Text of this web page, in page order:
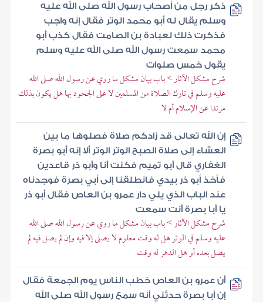
ذكر رجل من أصحاب رسول الله صلى الله عليه
وسلم يقال له أبو محمد الوتر فقال إنه واجب
فذكرت ذلك لعبادة بن الصامت فقال كذب أبو
محمد سمعت رسول الله صلى الله عليه وسلم
يقول خمس صلوات
شرح مشكل الآثار > باب بيان مشكل ما روي عن رسول الله صلى الله
عليه وسلم في تارك الصلاة من المسلمين لا على الجحود بها هل يكون بذلك
مرتدا عن الإسلام أم لا
إن الله تعالى قد زادكم صلاة فصلوها ما بين
العشاء إلى صلاة الصبح الوتر الوتر ألا إنه أبو بصرة
الغفاري قال أبو تميم فكنت أنا وأبو ذر قاعدين
فأخذ أبو ذر بيدي فانطلقنا إلى أبي بصرة فوجدناه
عند الباب الذي يلي دار عمرو بن العاص فقال أبو ذر
يا أبا بصرة أنت سمعت
شرح مشكل الآثار > باب بيان مشكل ما روي عن رسول الله صلى الله
عليه وسلم في الوتر هل له وقت معلوم لا يصلى إلا فيه وإن لم يصل فيه لم
يصل بعده أو هل الدهر له وقت
أن عمرو بن العاص خطب الناس يوم الجمعة فقال
إن أبا بصرة حدثني أنه سمع رسول الله صلى الله